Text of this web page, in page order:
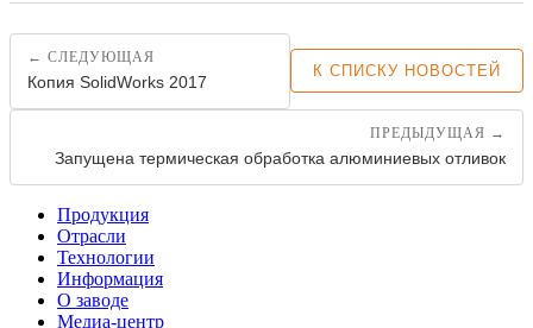
← СЛЕДУЮЩАЯ
Копия SolidWorks 2017
К СПИСКУ НОВОСТЕЙ
ПРЕДЫДУЩАЯ →
Запущена термическая обработка алюминиевых отливок
Продукция
Отрасли
Технологии
Информация
О заводе
Медиа-центр